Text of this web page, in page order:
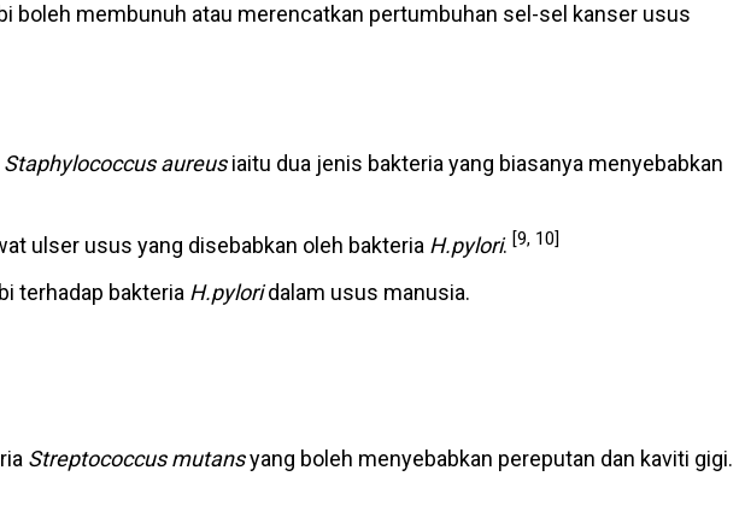
boleh membunuh atau merencatkan pertumbuhan sel-sel kanser usus
Staphylococcus aureusiaitu dua jenis bakteria yang biasanya menyebabkan
ulser usus yang disebabkan oleh bakteria H.pylori. [9, 10]
terhadap bakteria H.pyloridalam usus manusia.
Streptococcus mutansyang boleh menyebabkan pereputan dan kaviti gigi.